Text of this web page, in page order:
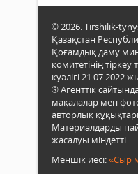
© 2026. Tirshilik-
Қазақстан
Қоғамдық даму
комитетінің
куәлігі 21.07.2022
® Агенттік
мақалалар мен
авторлық
Материалдарды
жасалуы міндетті.
Меншік иесі:«Сыр